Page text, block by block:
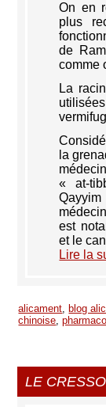
On en
plus
de
comme
La
la
« at-
est
et le
Lire la
alicament, blog
chinoise,
LE